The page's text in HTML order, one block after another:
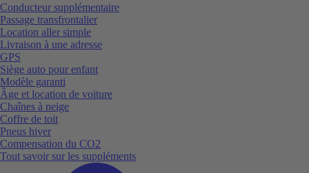
Conducteur supplémentaire
Passage transfrontalier
Location aller simple
Livraison à une adresse
GPS
Siège auto pour enfant
Modèle garanti
Âge et location de voiture
Chaînes à neige
Coffre de toit
Pneus hiver
Compensation du CO2
Tout savoir sur les suppléments